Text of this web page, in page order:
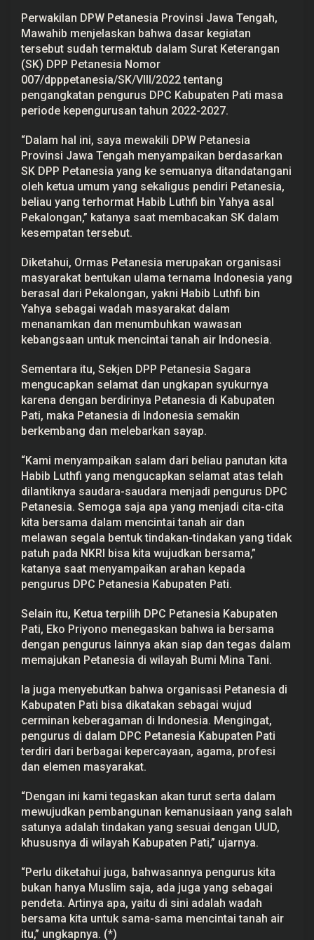
u
u
s
i
P
t
i
Perwakilan DPW Petanesia Provinsi Jawa Tengah,
Mawahib menjelaskan bahwa dasar kegiatan
tersebut sudah termaktub dalam Surat Keterangan
(SK) DPP Petanesia Nomor
007/dpppetanesia/SK/VIII/2022 tentang
pengangkatan pengurus DPC Kabupaten Pati masa
periode kepengurusan tahun 2022-2027.
“Dalam hal ini, saya mewakili DPW Petanesia
Provinsi Jawa Tengah menyampaikan berdasarkan
SK DPP Petanesia yang ke semuanya ditandatangani
oleh ketua umum yang sekaligus pendiri Petanesia,
beliau yang terhormat Habib Luthfi bin Yahya asal
Pekalongan,” katanya saat membacakan SK dalam
kesempatan tersebut.
Diketahui, Ormas Petanesia merupakan organisasi
masyarakat bentukan ulama ternama Indonesia yang
berasal dari Pekalongan, yakni Habib Luthfi bin
Yahya sebagai wadah masyarakat dalam
menanamkan dan menumbuhkan wawasan
kebangsaan untuk mencintai tanah air Indonesia.
Sementara itu, Sekjen DPP Petanesia Sagara
mengucapkan selamat dan ungkapan syukurnya
karena dengan berdirinya Petanesia di Kabupaten
Pati, maka Petanesia di Indonesia semakin
berkembang dan melebarkan sayap.
“Kami menyampaikan salam dari beliau panutan kita
Habib Luthfi yang mengucapkan selamat atas telah
dilantiknya saudara-saudara menjadi pengurus DPC
Petanesia. Semoga saja apa yang menjadi cita-cita
kita bersama dalam mencintai tanah air dan
melawan segala bentuk tindakan-tindakan yang tidak
patuh pada NKRI bisa kita wujudkan bersama,”
katanya saat menyampaikan arahan kepada
pengurus DPC Petanesia Kabupaten Pati.
Selain itu, Ketua terpilih DPC Petanesia Kabupaten
Pati, Eko Priyono menegaskan bahwa ia bersama
dengan pengurus lainnya akan siap dan tegas dalam
memajukan Petanesia di wilayah Bumi Mina Tani.
Ia juga menyebutkan bahwa organisasi Petanesia di
Kabupaten Pati bisa dikatakan sebagai wujud
cerminan keberagaman di Indonesia. Mengingat,
pengurus di dalam DPC Petanesia Kabupaten Pati
terdiri dari berbagai kepercayaan, agama, profesi
dan elemen masyarakat.
“Dengan ini kami tegaskan akan turut serta dalam
mewujudkan pembangunan kemanusiaan yang salah
satunya adalah tindakan yang sesuai dengan UUD,
khususnya di wilayah Kabupaten Pati,” ujarnya.
“Perlu diketahui juga, bahwasannya pengurus kita
bukan hanya Muslim saja, ada juga yang sebagai
pendeta. Artinya apa, yaitu di sini adalah wadah
bersama kita untuk sama-sama mencintai tanah air
itu,” ungkapnya. (*)